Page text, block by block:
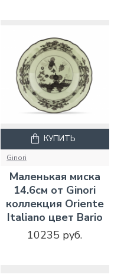
Ginori
Маленькая миска
14.6см от Ginori
коллекция Oriente
Italiano цвет Bario
10235 руб.
КУПИТЬ